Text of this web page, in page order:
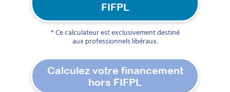
REACT – Comment guider
les parents à travers les
défis des comportements
FIFPL
* Ce calculateur est exclusivement destiné
aux professionnels libéraux.
Calculez votre financement
hors FIFPL​